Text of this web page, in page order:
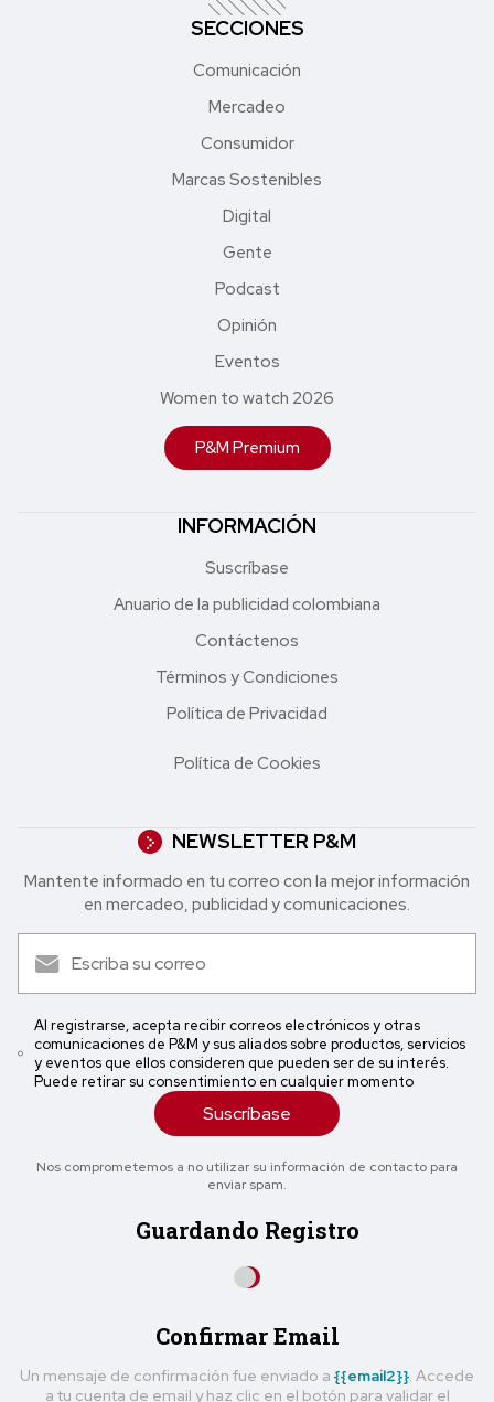
SECCIONES
Comunicación
Mercadeo
Consumidor
Marcas Sostenibles
Digital
Gente
Podcast
Opinión
Eventos
Women to watch 2026
P&M Premium
INFORMACIÓN
Suscríbase
Anuario de la publicidad colombiana
Contáctenos
Términos y Condiciones
Política de Privacidad
Política de Cookies
NEWSLETTER P&M
Mantente informado en tu correo con la mejor in formación
en mercadeo, publicidad y comunicaciones.
Al registrarse, acepta recibir correos electrónicos y otras
comunicaciones de P&M y sus aliados sobre productos, servicios
y eventos que ellos consideren que pueden ser de su interés.
Puede retirar su consentimiento en cualquier momento
Suscríbase
Nos comprometemos a no utilizar su información de contacto para
enviar spam.
Guardando Registro
Confirmar Email
Un mensaje de confirmación fue enviado a {{email2}} . Accede
a tu cuenta de email y haz clic en el botón para validar el